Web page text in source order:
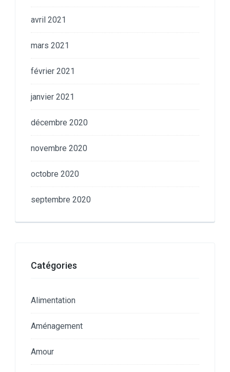
avril 2021
mars 2021
février 2021
janvier 2021
décembre 2020
novembre 2020
octobre 2020
septembre 2020
Catégories
Alimentation
Aménagement
Amour